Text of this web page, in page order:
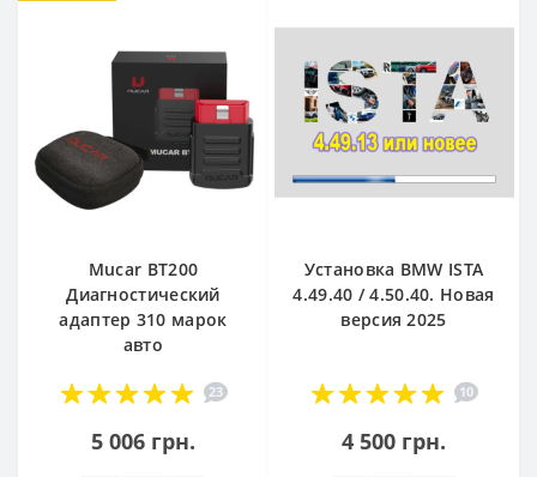
Mucar BT200
Диагностический
адаптер 310 марок
авто
23
5 006 грн.
Установка BMW ISTA
4.49.40 / 4.50.40. Новая
версия 2025
10
4 500 грн.